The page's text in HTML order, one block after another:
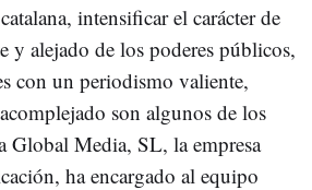
intensificar el carácter de
y alejado de los poderes públicos,
con un periodismo valiente,
son algunos de los
Global Media, SL, la empresa
ha encargado al equipo